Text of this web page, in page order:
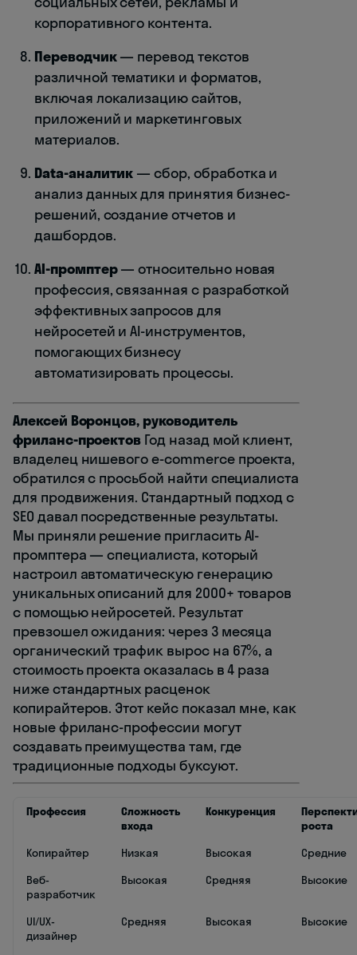
корпоративного контента.
Переводчик— перевод текстов
различной тематики и форматов,
включая локализацию сайтов,
приложений и маркетинговых
материалов.
Data-аналитик — сбор, обработка и
анализ данных для принятия бизнес-
решений, создание отчетов и
дашбордов.
AI-промптер— относительно новая
профессия, связанная с разработкой
эффективных запросов для
нейросетей и AI-инструментов,
помогающих бизнесу
автоматизировать процессы.
Алексей Воронцов, руководитель
фриланс-проектов Год назад мой клиент,
владелец нишевого e-commerce проекта,
обратился с просьбой найти специалиста
для продвижения. Стандартный подход с
SEO давал посредственные результаты.
Мы приняли решение пригласить AI-
промптера — специалиста, который
настроил автоматическую генерацию
уникальных описаний для 2000+ товаров
с помощью нейросетей. Результат
превзошел ожидания: через 3 месяца
органический трафик вырос на 67%, а
стоимость проекта оказалась в 4 раза
ниже стандартных расценок
копирайтеров. Этот кейс показал мне, как
новые фриланс-профессии могут
создавать преимущества там, где
традиционные подходы буксуют.
Профессия
Сложность
входа
Конкуренция
роста
Копирайтер
Низкая Высокая
Средние
Веб-
разработчик
Высокая Средняя Высокие
UI/UX-
дизайнер
Средняя Высокая Высокие